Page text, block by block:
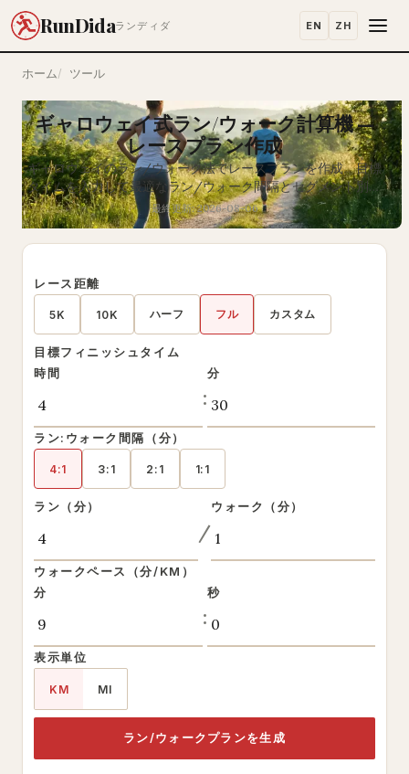
RunDidaランディダ EN ZH
ホーム ツール
ギャロウェイ式ラン/ウォーク計算機 —
レースプラン作成
ギャロウェイのラン/ウォーク法でレースプランを作成。目標
タイムを入力して最適なラン/ウォーク間隔とセグメント別ペ
ースを計算。印刷可能。
最終更新: 2026-08-06
レース距離
5K 10K ハーフ フル カスタム
目標フィニッシュタイム
時間
:
分
ラン:ウォーク間隔（分）
4:1 3:1 2:1 1:1
ラン（分）
/
ウォーク（分）
ウォークペース（分/KM）
分
:
秒
表示単位
KM MI
ラン/ウォークプランを生成